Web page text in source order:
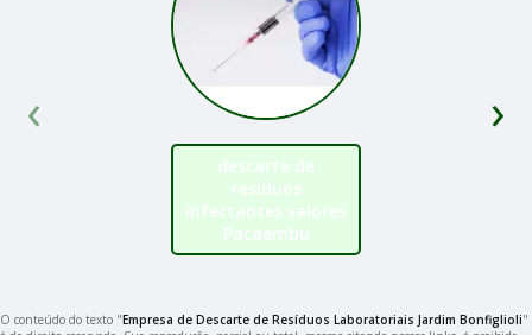
descarte de
resíduos
infectantes valores
Pacaembu
‹ ›
O conteúdo do texto "Empresa de Descarte de Resíduos Laboratoriais Jardim Bonfiglioli"